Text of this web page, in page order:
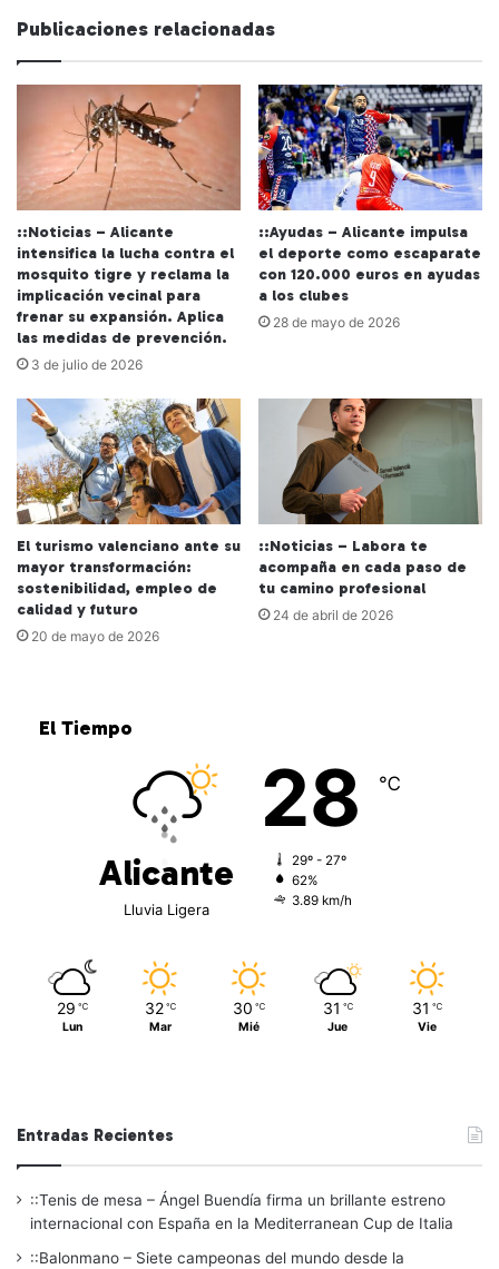
we
Publicaciones relacionadas
::Noticias – Alicante
intensifica la lucha contra el
mosquito tigre y reclama la
implicación vecinal para
frenar su expansión. Aplica
las medidas de prevención.
3 de julio de 2026
::Ayudas – Alicante impulsa
el deporte como escaparate
con 120.000 euros en ayudas
a los clubes
28 de mayo de 2026
El turismo valenciano ante su
mayor transformación:
sostenibilidad, empleo de
calidad y futuro
20 de mayo de 2026
::Noticias – Labora te
acompaña en cada paso de
tu camino profesional
24 de abril de 2026
El Tiempo
Alicante
Lluvia Ligera
28 ℃
29º - 27º
62%
3.89 km/h
29 ℃
Lun
32 ℃
Mar
30 ℃
Mié
31 ℃
Jue
31 ℃
Vie
Entradas Recientes
::Tenis de mesa – Ángel Buendía firma un brillante estreno
internacional con España en la Mediterranean Cup de Italia
::Balonmano – Siete campeonas del mundo desde la